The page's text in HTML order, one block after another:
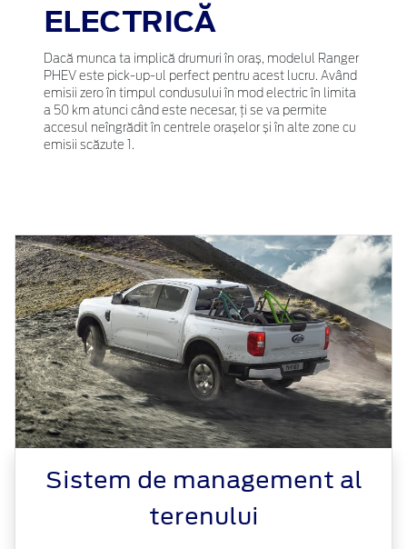
ELECTRICĂ
Dacă munca ta implică drumuri în oraș, modelul Ranger
PHEV este pick-up-ul perfect pentru acest lucru. Având
emisii zero în timpul condusului în mod electric în limita
a 50 km atunci când este necesar, ți se va permite
accesul neîngrădit în centrele orașelor și în alte zone cu
emisii scăzute 1.
Sistem de management al
terenului